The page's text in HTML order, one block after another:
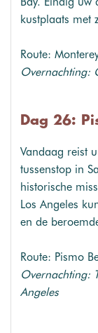
kustplaats met
Route:
Overnachting:
Dag 26:
Vandaag reist
tussenstop in
historische
Los Angeles
en de
Route: Pismo
Overnachting:
Angeles